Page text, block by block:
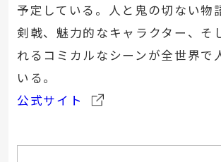
予定している。人と鬼の切ない物
剣戟、魅力的なキャラクター、そ
れるコミカルなシーンが全世界で
いる。
公式サイト